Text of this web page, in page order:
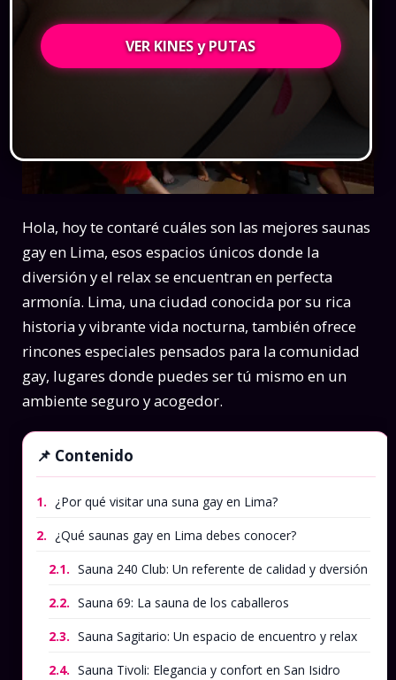
Hola, hoy te contaré cuáles son las mejores saunas
gay en Lima, esos espacios únicos donde la
diversión y el relax se encuentran en perfecta
armonía. Lima, una ciudad conocida por su rica
historia y vibrante vida nocturna, también ofrece
rincones especiales pensados para la comunidad
gay, lugares donde puedes ser tú mismo en un
ambiente seguro y acogedor.
Contenido
1. ¿Por qué visitar una suna gay en Lima?
2. ¿Qué saunas gay en Lima debes conocer?
2.1. Sauna 240 Club: Un referente de calidad y dversión
2.2. Sauna 69: La sauna de los caballeros
2.3. Sauna Sagitario: Un espacio de encuentro y relax
2.4. Sauna Tivoli: Elegancia y confort en San Isidro
VER KINES y PUTAS